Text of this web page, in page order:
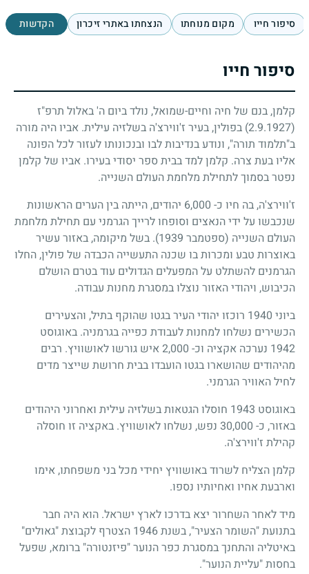
סיפור חייו מקום מנוחתו הנצחתו באתרי זיכרון הקדשות
סיפור חייו
קלמן, בנם של חיה וחיים-שמואל, נולד ביום ה' באלול תרפ"ז
(2.9.1927)
בפולין, בעיר ז'ווירצ'ה בשלזיה עילית. אביו היה מורה
ב"תלמוד תורה", ונודע בנדיבות לבו ובנכונותו לעזור לכל הפונה
אליו בעת צרה. קלמן למד בבית ספר יסודי בעירו. אביו של קלמן
נפטר בסמוך לתחילת מלחמת העולם השנייה.
ז'ווירצ'ה, בה חיו כ- 6,000 יהודים, הייתה בין הערים הראשונות
שנכבשו על ידי הנאצים וסופחו לרייך הגרמני עם תחילת מלחמת
העולם השנייה (ספטמבר 1939). בשל מיקומה, באזור עשיר
באוצרות טבע ומכרות בו שכנה התעשייה הכבדה של פולין, החלו
הגרמנים להשתלט על המפעלים הגדולים עוד בטרם הושלם
הכיבוש, ויהודי האזור נוצלו במסגרת מחנות עבודה.
ביוני 1940 רוכזו יהודי העיר בגטו שהוקף בתיל, והצעירים
הכשירים נשלחו למחנות לעבודת כפייה בגרמניה. באוגוסט
1942 נערכה אקציה וכ- 2,000 איש גורשו לאושוויץ. רבים
מהיהודים שהושארו בגטו הועבדו בבית חרושת שייצר מדים
לחיל האוויר הגרמני.
באוגוסט 1943 חוסלו הגטאות בשלזיה עילית ואחרוני היהודים
באזור, כ- 30,000 נפש, נשלחו לאושוויץ. באקציה זו חוסלה
קהילת ז'ווירצ'ה.
קלמן הצליח לשרוד באושוויץ יחידי מכל בני משפחתו, אימו
וארבעת אחיו ואחיותיו נספו.
מיד לאחר השחרור יצא בדרכו לארץ ישראל. הוא היה חבר
בתנועת "השומר הצעיר", בשנת 1946 הצטרף לקבוצת "גאולים"
באיטליה והתחנך במסגרת כפר הנוער "פיזנטורה" ברומא, שפעל
בחסות "עליית הנוער".